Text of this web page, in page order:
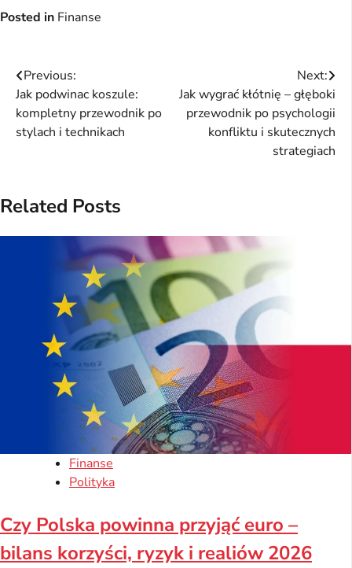
Posted in Finanse
Nawigacja
wpisu
Previous:
Jak podwinac koszule:
kompletny przewodnik po
stylach i technikach
Next:
Jak wygrać kłótnię – głęboki
przewodnik po psychologii
konfliktu i skutecznych
strategiach
Related Posts
Finanse
Polityka
Czy Polska powinna przyjąć euro –
bilans korzyści, ryzyk i realiów 2026